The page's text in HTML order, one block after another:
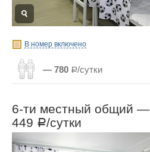
В номер включено
— 780 Р/сутки
6-ти местный общий —
449 Р/сутки